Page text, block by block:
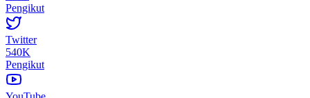
Pengikut
Twitter
540K
Pengikut